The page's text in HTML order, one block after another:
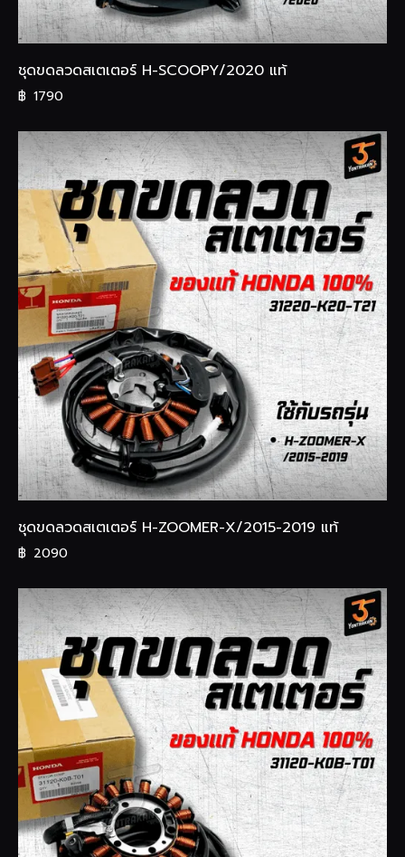
ชุดขดลวดสเตเตอร์ H-SCOOPY/2020 แท้
฿ 1790
ชุดขดลวดสเตเตอร์ H-ZOOMER-X/2015-2019 แท้
฿ 2090